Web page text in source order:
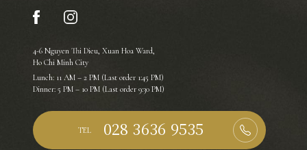
4-6 Nguyen Thi Dieu, Xuan Hoa Ward,
Ho Chi Minh City
Lunch: 11 AM – 2 PM (Last order 1:45 PM)
Dinner: 5 PM – 10 PM (Last order 9:30 PM)
TEL